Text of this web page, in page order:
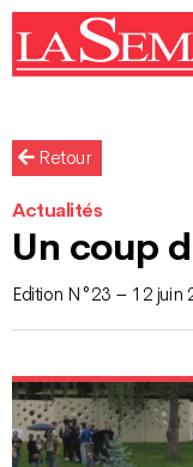
Retour
Actualités
Un coup
Edition N°23 – 12 juin